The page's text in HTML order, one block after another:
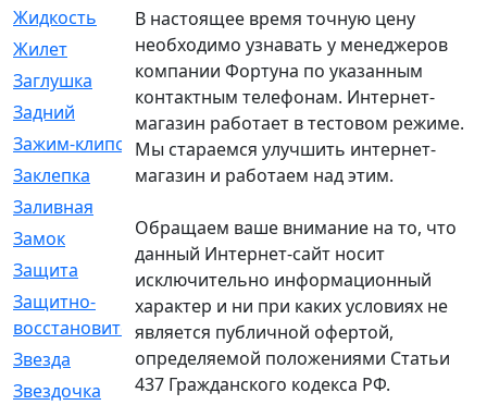
Жидкость
[80]
Жилет
[1]
Заглушка
[21]
Задний
Зажим-клипса
[1]
Заклепка
[1]
Заливная
Замок
[12]
Защита
[79]
Защитно-
восстановительный
[4]
Звезда
[1]
Звездочка
[5]
В настоящее время точную цену
необходимо узнавать у менеджеров
компании Фортуна по указанным
контактным телефонам. Интернет-
магазин работает в тестовом режиме.
Мы стараемся улучшить интернет-
магазин и работаем над этим.
Обращаем ваше внимание на то, что
данный Интернет-сайт носит
исключительно информационный
характер и ни при каких условиях не
является публичной офертой,
определяемой положениями Статьи
437 Гражданского кодекса РФ.